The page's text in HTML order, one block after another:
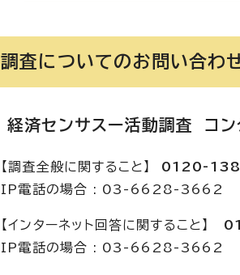
調査についてのお問い合わ
経済センサスー活動調査 コン
【調査全般に関すること】 0120-
IP電話の場合 : 03-6628-3662
【インターネット回答に関すること】
IP電話の場合 : 03-6628-3662